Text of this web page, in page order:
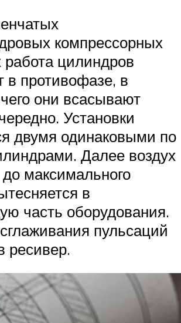
компрессорных
работа цилиндров
в противофазе, в
они всасывают
Установки
двумя одинаковыми по
Далее воздух
максимального
в
часть оборудования.
пульсаций
ресивер.